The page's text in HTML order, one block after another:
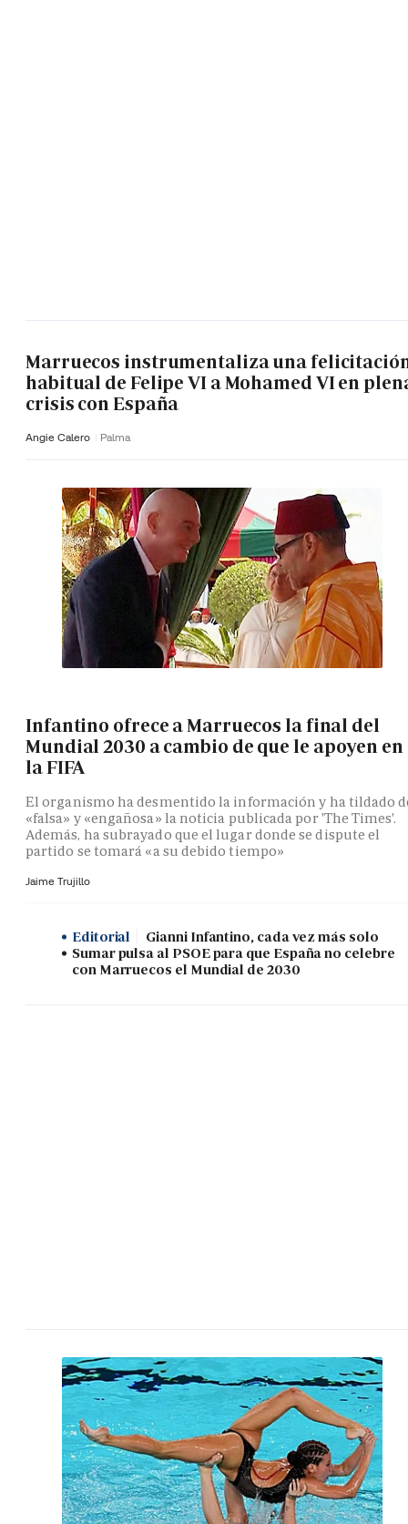
Marruecos instrumentaliza una
habitual de Felipe VI a Mohamed VI en
crisis con España
Angie Calero Palma
Infantino ofrece a Marruecos la final del
Mundial 2030 a cambio de que le apoyen en
la FIFA
El organismo ha desmentido la información y ha tildado
«falsa» y «engañosa» la noticia publicada por 'The Times'.
Además, ha subrayado que el lugar donde se dispute el
partido se tomará «a su debido tiempo»
Jaime Trujillo
Editorial
Gianni Infantino, cada vez más solo
Sumar pulsa al PSOE para que España no celebre
con Marruecos el Mundial de 2030